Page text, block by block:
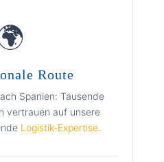
Route
Spanien: Tausende
vertrauen auf unsere
Logistik-Expertise.